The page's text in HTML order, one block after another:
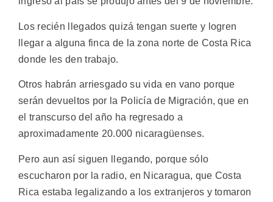
Los recién llegados quizá tengan suerte y logren
llegar a alguna finca de la zona norte de Costa Rica
donde les den trabajo.
Otros habrán arriesgado su vida en vano porque
serán devueltos por la Policía de Migración, que en
el transcurso del año ha regresado a
aproximadamente 20.000 nicaragüenses.
Pero aun así siguen llegando, porque sólo
escucharon por la radio, en Nicaragua, que Costa
Rica estaba legalizando a los extranjeros y tomaron